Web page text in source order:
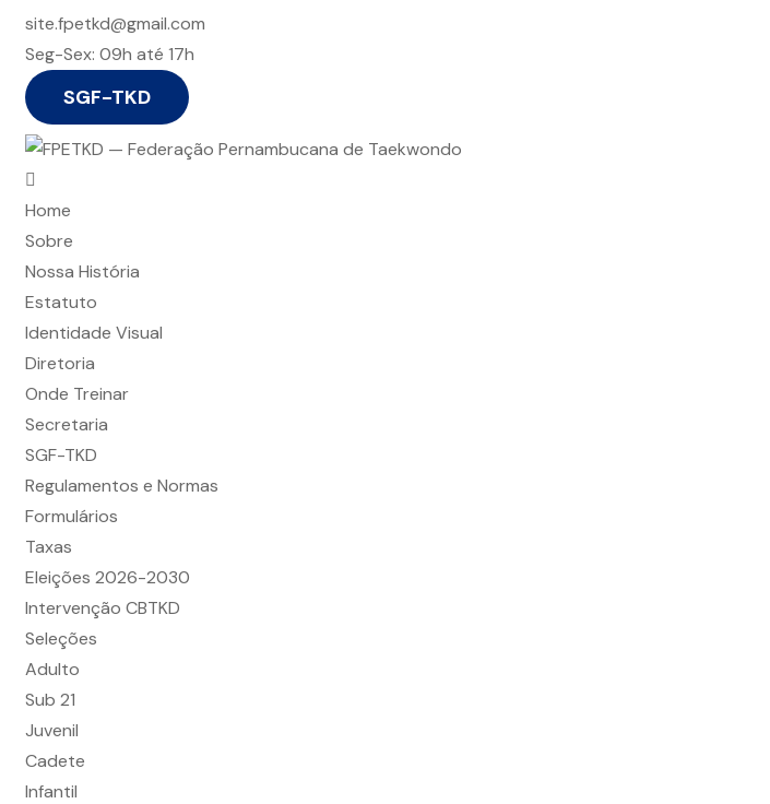
site.fpetkd@gmail.com
Seg-Sex: 09h até 17h
SGF-TKD
Home
Sobre
Nossa História
Estatuto
Identidade Visual
Diretoria
Onde Treinar
Secretaria
SGF-TKD
Regulamentos e Normas
Formulários
Taxas
Eleições 2026-2030
Intervenção CBTKD
Seleções
Adulto
Sub 21
Juvenil
Cadete
Infantil